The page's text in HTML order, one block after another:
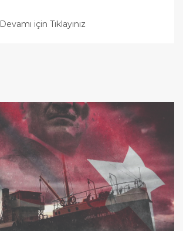
Devamı için Tıklayınız